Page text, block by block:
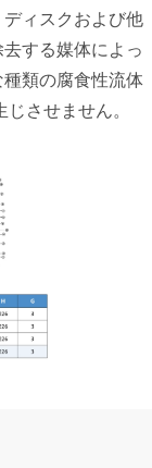
ィスクおよび他
する媒体によっ
類の腐食性流体
させません。